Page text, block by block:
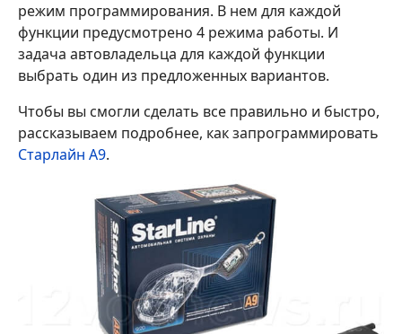
режим программирования. В нем для каждой
функции предусмотрено 4 режима работы. И
задача автовладельца для каждой функции
выбрать один из предложенных вариантов.
Чтобы вы смогли сделать все правильно и быстро,
рассказываем подробнее, как запрограммировать
Старлайн А9.